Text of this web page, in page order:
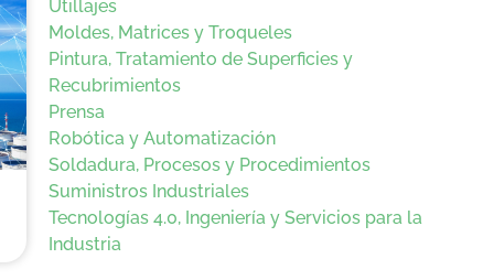
Utillajes
Moldes, Matrices y Troqueles
Pintura, Tratamiento de Superficies y
Recubrimientos
Prensa
Robótica y Automatización
Soldadura, Procesos y Procedimientos
Suministros Industriales
Tecnologías 4.0, Ingeniería y Servicios para la
Industria